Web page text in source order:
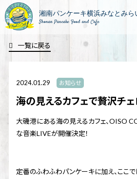
Shonan Pancake Food and Cafe
一覧に戻る
2024.01.29 お知らせ
海の見えるカフェで贅沢チ
大磯港にある海の見えるカフェ、OISO
な音楽LIVEが開催決定！
定番のふわふわパンケーキに加え、ここ